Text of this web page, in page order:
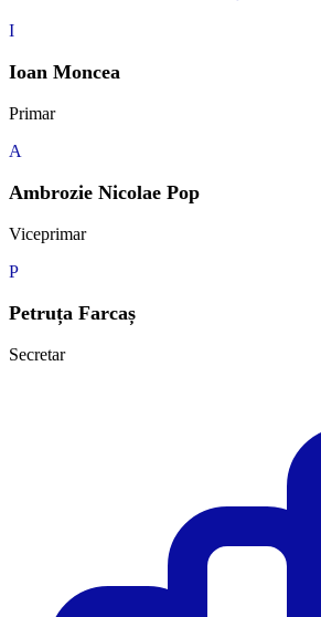
I
Ioan Moncea
Primar
A
Ambrozie Nicolae Pop
Viceprimar
P
Petruța Farcaș
Secretar